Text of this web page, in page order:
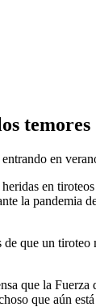
en
la pandemia
que un
que la
que aún